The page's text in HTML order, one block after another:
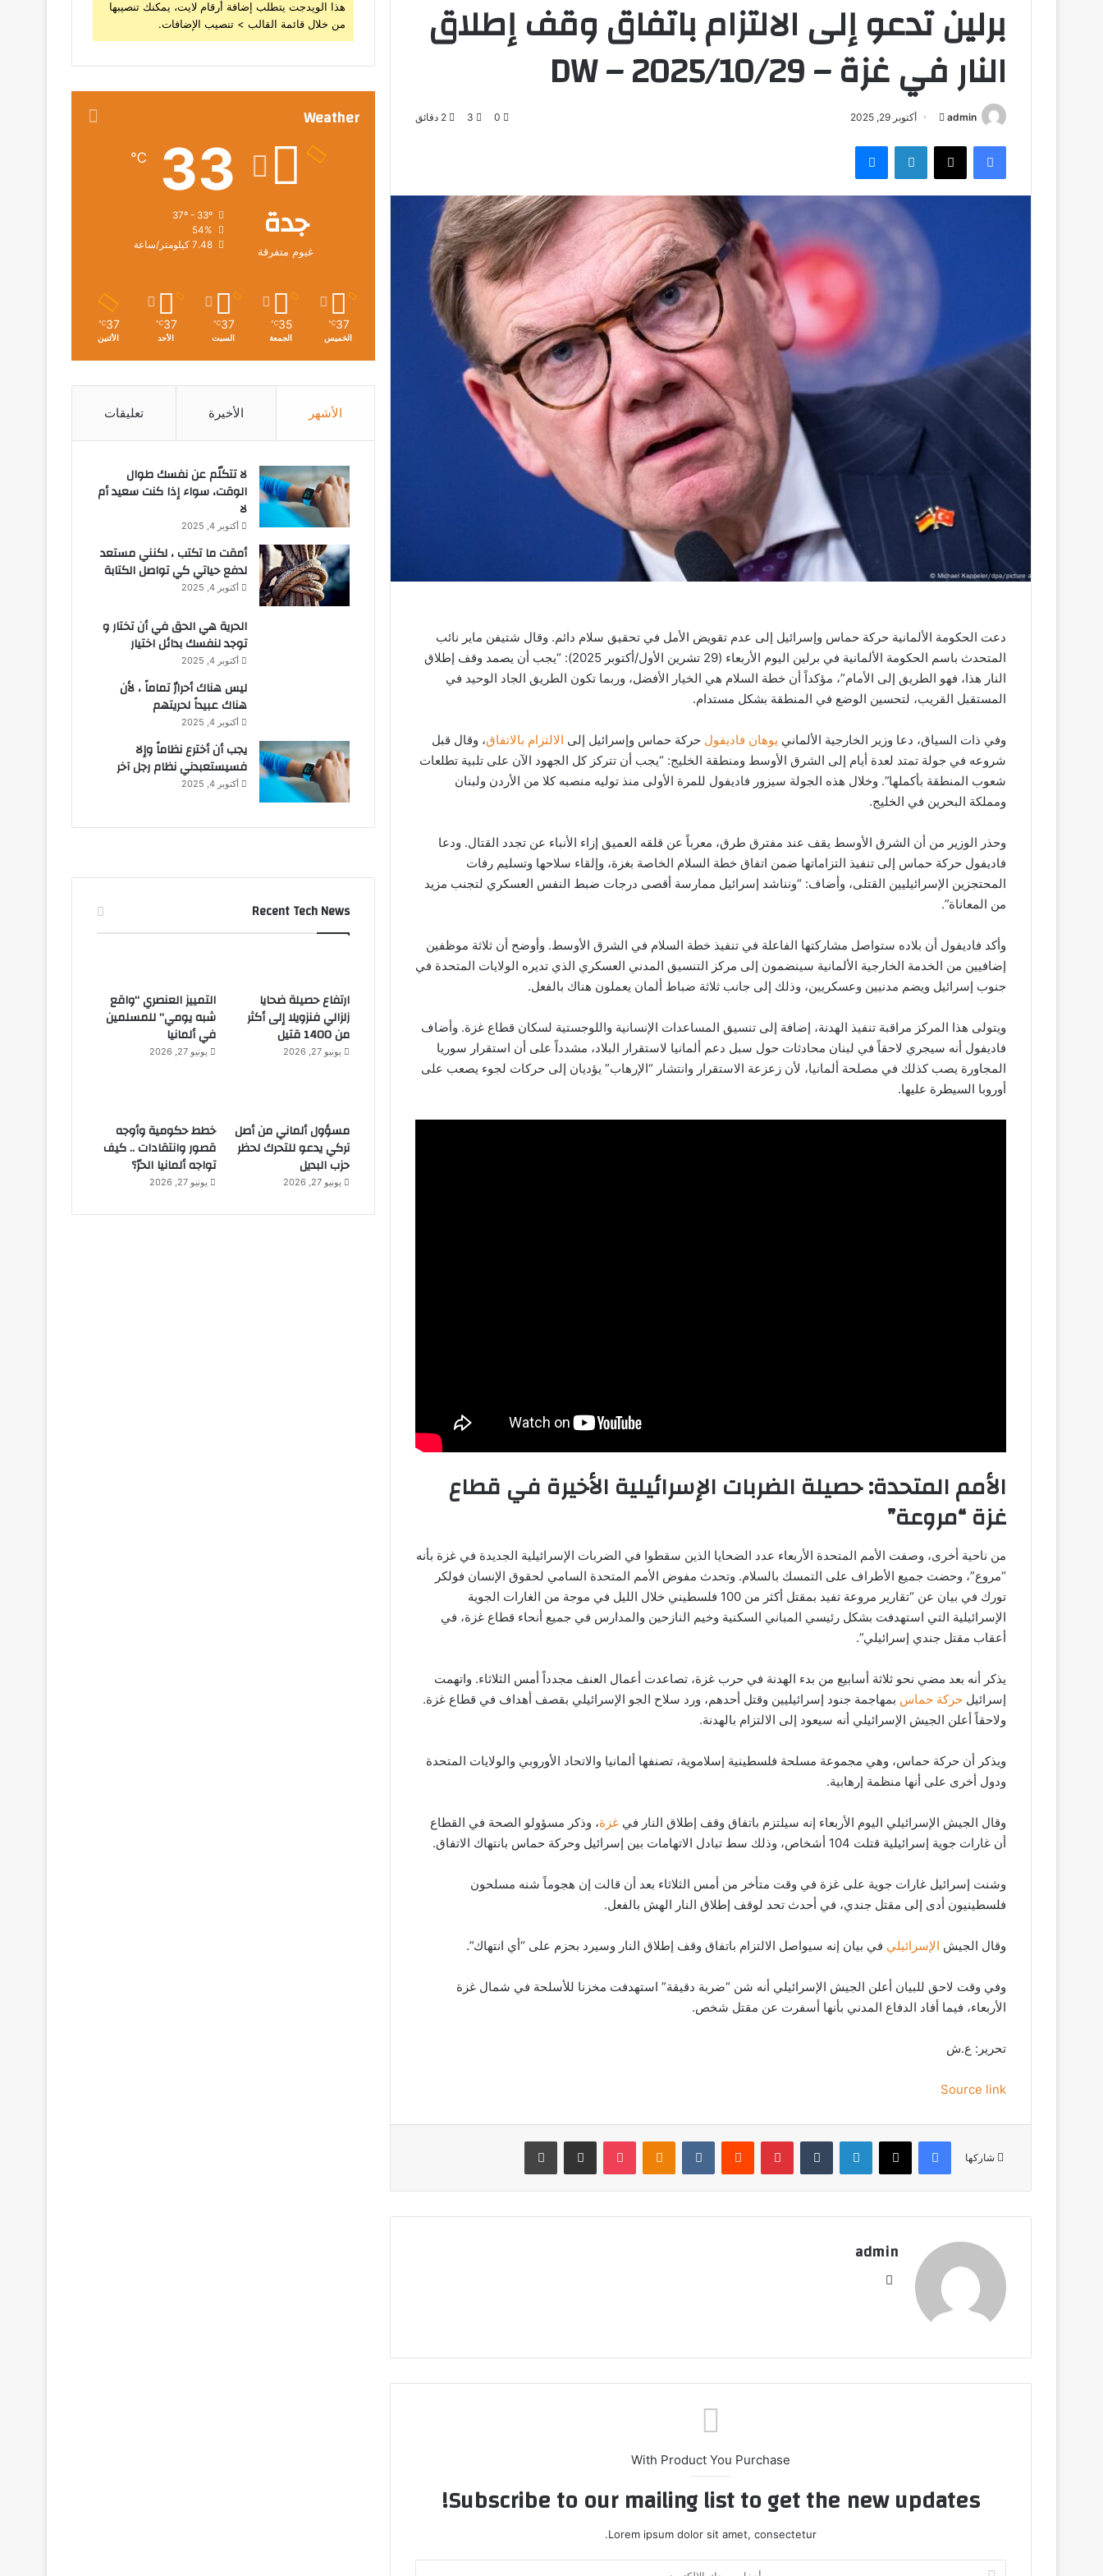
برلين تدعو إلى الالتزام باتفاق وقف إطلاق
النار في غزة – DW – 2025/10/29
admin
ل
ب
ر
أكتوبر 29, 2025 0
3
فيسبوك لينكدإن
دعت الحكومة الألمانية حركة حماس وإسرائيل إلى عدم تقويض الأمل في تحقيق سلام دائم. وقال شتيفن ماير نائب
المتحدث باسم الحكومة الألمانية في برلين اليوم الأربعاء (29 تشرين الأول/أكتوبر 2025): “يجب أن يصمد وقف إطلاق
النار هذا، فهو الطريق إلى الأمام”، مؤكداً أن خطة السلام هي الخيار الأفضل، وربما تكون الطريق الجاد الوحيد في
المستقبل القريب، لتحسين الوضع في المنطقة بشكل مستدام.
وفي ذات السياق، دعا وزير الخارجية الألماني يوهان فاديفول حركة حماس وإسرائيل إلى الالتزام بالاتفاق، وقال قبل
شروعه في جولة تمتد لعدة أيام إلى الشرق الأوسط ومنطقة الخليج: “يجب أن تتركز كل الجهود الآن على تلبية تطلعات
شعوب المنطقة بأكملها”. وخلال هذه الجولة سيزور فاديفول للمرة الأولى منذ توليه منصبه كلا من الأردن ولبنان
ومملكة البحرين في الخليج.
وحذر الوزير من أن الشرق الأوسط يقف عند مفترق طرق، معرباً عن قلقه العميق إزاء الأنباء عن تجدد القتال. ودعا
فاديفول حركة حماس إلى تنفيذ التزاماتها ضمن اتفاق خطة السلام الخاصة بغزة، وإلقاء سلاحها وتسليم رفات
المحتجزين الإسرائيليين القتلى، وأضاف: “ونناشد إسرائيل ممارسة أقصى درجات ضبط النفس العسكري لتجنب مزيد
من المعاناة”.
وأكد فاديفول أن بلاده ستواصل مشاركتها الفاعلة في تنفيذ خطة السلام في الشرق الأوسط. وأوضح أن ثلاثة موظفين
إضافيين من الخدمة الخارجية الألمانية سينضمون إلى مركز التنسيق المدني العسكري الذي تديره الولايات المتحدة في
جنوب إسرائيل ويضم مدنيين وعسكريين، وذلك إلى جانب ثلاثة ضباط ألمان يعملون هناك بالفعل.
ويتولى هذا المركز مراقبة تنفيذ الهدنة، إضافة إلى تنسيق المساعدات الإنسانية واللوجستية لسكان قطاع غزة. وأضاف
فاديفول أنه سيجري لاحقاً في لبنان محادثات حول سبل دعم ألمانيا لاستقرار البلاد، مشدداً على أن استقرار سوريا
المجاورة يصب كذلك في مصلحة ألمانيا، لأن زعزعة الاستقرار وانتشار “الإرهاب” يؤديان إلى حركات لجوء يصعب على
أوروبا السيطرة عليها.
الأمم المتحدة: حصيلة الضربات الإسرائيلية الأخيرة في قطاع
غزة “مروعة”
من ناحية أخرى، وصفت الأمم المتحدة الأربعاء عدد الضحايا الذين سقطوا في الضربات الإسرائيلية الجديدة في غزة بأنه
“مروع”، وحضت جميع الأطراف على التمسك بالسلام. وتحدث مفوض الأمم المتحدة السامي لحقوق الإنسان فولكر
تورك في بيان عن “تقارير مروعة تفيد بمقتل أكثر من 100 فلسطيني خلال الليل في موجة من الغارات الجوية
الإسرائيلية التي استهدفت بشكل رئيسي المباني السكنية وخيم النازحين والمدارس في جميع أنحاء قطاع غزة، في
أعقاب مقتل جندي إسرائيلي”.
يذكر أنه بعد مضي نحو ثلاثة أسابيع من بدء الهدنة في حرب غزة، تصاعدت أعمال العنف مجدداً أمس الثلاثاء. واتهمت
إسرائيل حركة حماس بمهاجمة جنود إسرائيليين وقتل أحدهم، ورد سلاح الجو الإسرائيلي بقصف أهداف في قطاع غزة.
ولاحقاً أعلن الجيش الإسرائيلي أنه سيعود إلى الالتزام بالهدنة.
ويذكر أن حركة حماس، وهي مجموعة مسلحة فلسطينية إسلاموية، تصنفها ألمانيا والاتحاد الأوروبي والولايات المتحدة
ودول أخرى على أنها منظمة إرهابية.
وقال الجيش الإسرائيلي اليوم الأربعاء إنه سيلتزم باتفاق وقف إطلاق النار في غزة، وذكر مسؤولو الصحة في القطاع
أن غارات جوية إسرائيلية قتلت 104 أشخاص، وذلك سط تبادل الاتهامات بين إسرائيل وحركة حماس بانتهاك الاتفاق.
وشنت إسرائيل غارات جوية على غزة في وقت متأخر من أمس الثلاثاء بعد أن قالت إن هجوماً شنه مسلحون
فلسطينيون أدى إلى مقتل جندي، في أحدث تحد لوقف إطلاق النار الهش بالفعل.
وقال الجيش الإسرائيلي في بيان إنه سيواصل الالتزام باتفاق وقف إطلاق النار وسيرد بحزم على “أي انتهاك”.
وفي وقت لاحق للبيان أعلن الجيش الإسرائيلي أنه شن “ضربة دقيقة” استهدفت مخزنا للأسلحة في شمال غزة
الأربعاء، فيما أفاد الدفاع المدني بأنها أسفرت عن مقتل شخص.
تحرير: ع.ش
Source link
شاركها
فيسبوك لينكدإن بينتيريست
admin
With Product You Purchase
Subscribe to our mailing list to get the new updates!
Lorem ipsum dolor sit amet, consectetur.
هذا الويدجت يتطلب إضافة أرقام لايت، يمكنك تنصيبها
من خلال قائمة القالب > تنصيب الإضافات.
Weather
جدة
غيوم متفرقة
33
℃
37º - 33º
54%
7.48 كيلومتر/ساعة
37
℃
الخميس
35
℃
الجمعة
37
℃
السبت
37
℃
الأحد
37
℃
الأثنين
الأشهر الأخيرة تعليقات
لا تتكلّم عن نفسك طوال
الوقت، سواء إذا كنت سعيد أم
لا
أكتوبر 4, 2025
أمقت ما تكتب ، لكنني مستعد
لدفع حياتي كي تواصل الكتابة
أكتوبر 4, 2025
الحرية هي الحق في أن تختار و
توجد لنفسك بدائل اختيار
أكتوبر 4, 2025
ليس هناك أحرارٌ تماماً ، لأن
هناك عبيداً لحريتهم
أكتوبر 4, 2025
يجب أن أخترع نظاماً وإلا
فسيستعبدني نظام رجل آخر
أكتوبر 4, 2025
Recent Tech News
ارتفاع حصيلة ضحايا
زلزالي فنزويلا إلى أكثر
من 1400 قتيل
يونيو 27, 2026
التمييز العنصري “واقع
شبه يومي” للمسلمين
في ألمانيا
يونيو 27, 2026
مسؤول ألماني من أصل
تركي يدعو للتحرك لحظر
حزب البديل
يونيو 27, 2026
خطط حكومية وأوجه
قصور وانتقادات .. كيف
تواجه ألمانيا الحرّ؟
يونيو 27, 2026